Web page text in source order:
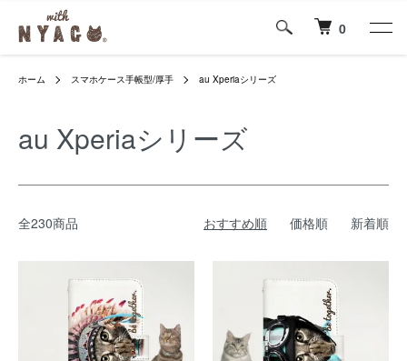
0
ホーム スマホケース手帳型/厚手 au Xperiaシリーズ
au Xperiaシリーズ
全230商品 おすすめ順 価格順 新着順